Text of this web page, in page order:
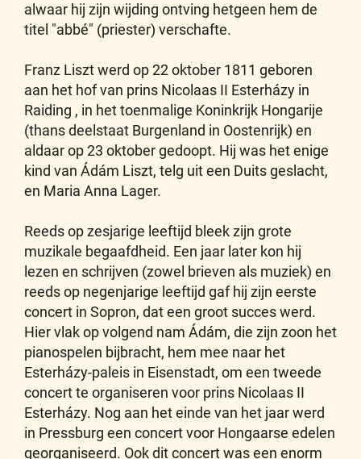
alwaar hij zijn wijding ontving hetgeen hem de
titel "abbé" (priester) verschafte.
Franz Liszt werd op 22 oktober 1811 geboren
aan het hof van prins Nicolaas II Esterházy in
Raiding , in het toenmalige Koninkrijk Hongarije
(thans deelstaat Burgenland in Oostenrijk) en
aldaar op 23 oktober gedoopt. Hij was het enige
kind van Ádám Liszt, telg uit een Duits geslacht,
en Maria Anna Lager.
Reeds op zesjarige leeftijd bleek zijn grote
muzikale begaafdheid. Een jaar later kon hij
lezen en schrijven (zowel brieven als muziek) en
reeds op negenjarige leeftijd gaf hij zijn eerste
concert in Sopron, dat een groot succes werd.
Hier vlak op volgend nam Ádám, die zijn zoon het
pianospelen bijbracht, hem mee naar het
Esterházy-paleis in Eisenstadt, om een tweede
concert te organiseren voor prins Nicolaas II
Esterházy. Nog aan het einde van het jaar werd
in Pressburg een concert voor Hongaarse edelen
georganiseerd. Ook dit concert was een enorm